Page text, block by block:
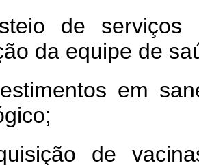
de serviços
da equipe de
em
de